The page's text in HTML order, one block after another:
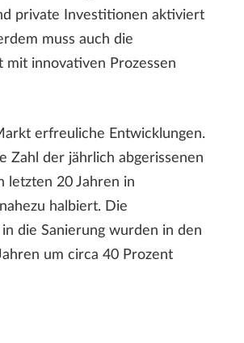
private Investitionen aktiviert
muss auch die
mit innovativen Prozessen
erfreuliche Entwicklungen.
Zahl der jährlich abgerissenen
letzten 20 Jahren in
halbiert. Die
die Sanierung wurden in den
um circa 40 Prozent